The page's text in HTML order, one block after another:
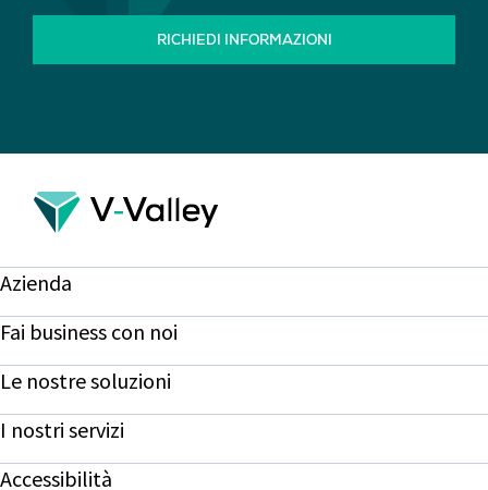
RICHIEDI INFORMAZIONI
Azienda
Fai business con noi
Le nostre soluzioni
I nostri servizi
Accessibilità